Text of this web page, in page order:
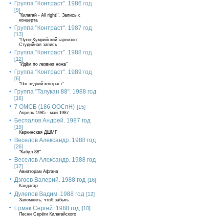
Группа "Контраст". 1986 год
[9]
"Килагай - All right!". Запись с
концерта
Группа "Контраст". 1987 год
[13]
"Пули-Хумрийский гарнизон".
Студийная запись
Группа "Контраст". 1988 год
[12]
"Идём по лезвию ножа"
Группа "Контраст". 1989 год
[6]
"Последний контраст"
Группа "Талукан 88". 1988 год
[16]
7 ОМСБ (186 ООСпН) [15]
Апрель 1985 - май 1987
Беспалов Андрей. 1987 год
[19]
Керкинская ДШМГ
Веселов Александр. 1988 год
[26]
"Кабул 88"
Веселов Александр. 1988 год
[17]
Авиаторам Афгана
Дзгоев Валерий. 1988 год [16]
Кандагар
Дулепов Вадим. 1988 год [12]
Запомнить, чтоб забыть
Ермак Сергей. 1988 год [10]
Песни Серёги Килагайского